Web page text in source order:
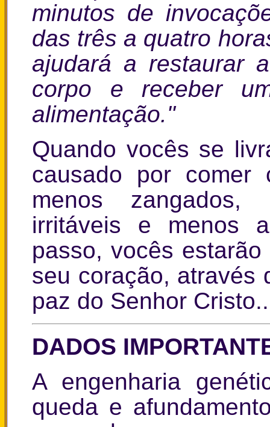
minutos de
das três a quatro
ajudará a restaurar
corpo e receber
alimentação."
Quando vocês se
causado por comer
menos zangados,
irritáveis e menos
passo, vocês
seu coração, através
paz do Senhor
DADOS
A engenharia
queda e